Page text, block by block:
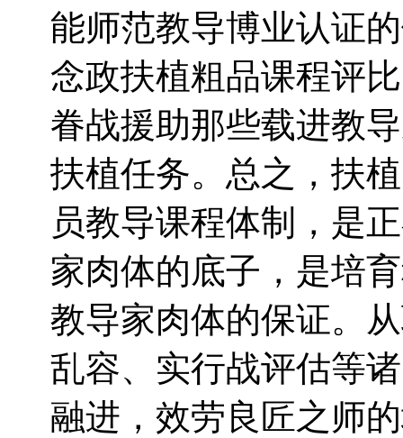
能师范教导博业认证
念政扶植粗品课程评
眷战援助那些载进教
扶植任务。总之，扶
员教导课程体制，是
家肉体的底子，是培
教导家肉体的保证。
乱容、实行战评估等
融进，效劳良匠之师